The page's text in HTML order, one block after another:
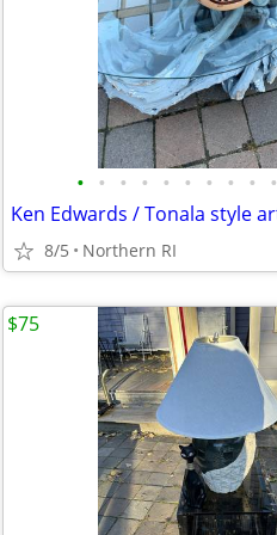
• • • • • • • • • •
8/5 Northern RI
$75